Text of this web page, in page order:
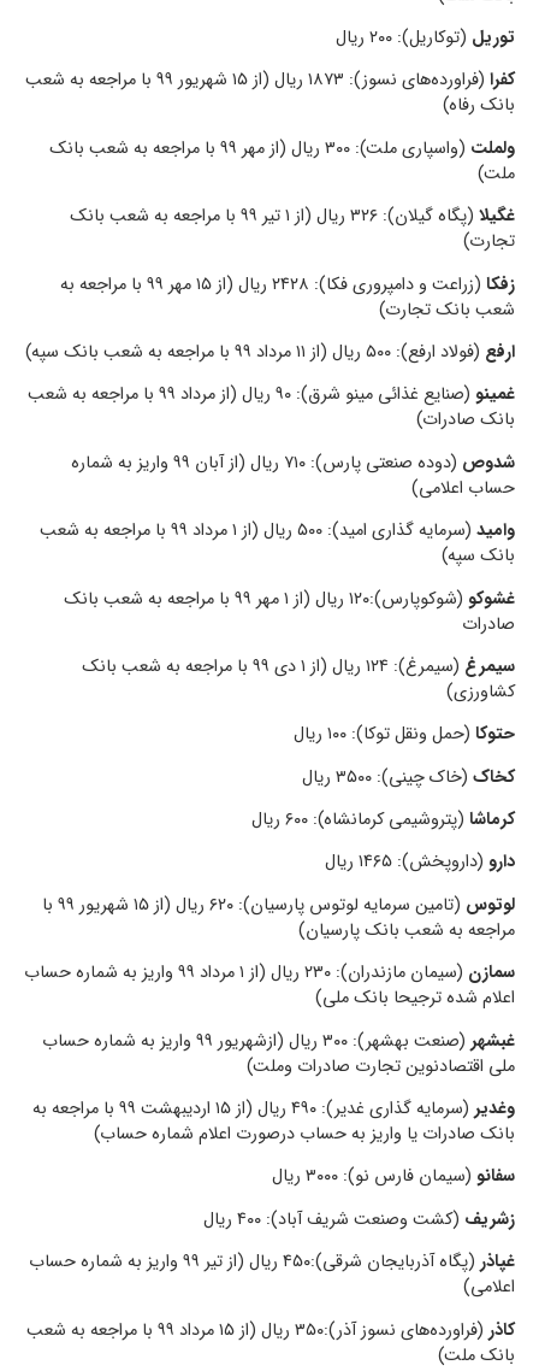
توریل (توکاریل): ۲۰۰ ریال
کفرا
(فراورده‌های نسوز): ۱۸۷۳ ریال (از ۱۵ شهریور ۹۹ با مراجعه به شعب
بانک رفاه)
ولملت
(واسپاری ملت): ۳۰۰ ریال (از مهر ۹۹ با مراجعه به شعب بانک
ملت)
غگیلا
(پگاه گیلان): ۳۲۶ ریال (از ۱ تیر ۹۹ با مراجعه به شعب بانک
تجارت)
زفکا
(زراعت و دامپروری فکا): ۲۴۲۸ ریال (از ۱۵ مهر ۹۹ با مراجعه به
شعب بانک تجارت)
ارفع (فولاد ارفع): ۵۰۰ ریال (از ۱۱ مرداد ۹۹ با مراجعه به شعب بانک سپه)
غمینو
(صنایع غذائی مینو شرق): ۹۰ ریال (از مرداد ۹۹ با مراجعه به شعب
بانک صادرات)
شدوص
(دوده صنعتی پارس): ۷۱۰ ریال (از آبان ۹۹ واریز به شماره
حساب اعلامی)
وامید
(سرمایه گذاری امید): ۵۰۰ ریال (از ۱ مرداد ۹۹ با مراجعه به شعب
بانک سپه)
غشوکو
(شوکوپارس):۱۲۰ ریال (از ۱ مهر ۹۹ با مراجعه به شعب بانک
صادرات
سیمرغ
(سیمرغ): ۱۲۴ ریال (از ۱ دی ۹۹ با مراجعه به شعب بانک
کشاورزی)
حتوکا (حمل ونقل توکا): ۱۰۰ ریال
کخاک (خاک چینی): ۳۵۰۰ ریال
کرماشا (پتروشیمی کرمانشاه): ۶۰۰ ریال
دارو (داروپخش): ۱۴۶۵ ریال
لوتوس
(تامین سرمایه لوتوس پارسیان): ۶۲۰ ریال (از ۱۵ شهریور ۹۹ با
مراجعه به شعب بانک پارسیان)
سمازن
(سیمان مازندران): ۲۳۰ ریال (از ۱ مرداد ۹۹ واریز به شماره حساب
اعلام شده ترجیحا بانک ملی)
غبشهر
(صنعت بهشهر): ۳۰۰ ریال (ازشهریور ۹۹ واریز به شماره حساب
ملی اقتصادنوین تجارت صادرات وملت)
وغدیر
(سرمایه گذاری غدیر): ۴۹۰ ریال (از ۱۵ اردیبهشت ۹۹ با مراجعه به
بانک صادرات یا واریز به حساب درصورت اعلام شماره حساب)
سفانو (سیمان فارس نو): ۳۰۰۰ ریال
زشریف (کشت وصنعت شریف آباد): ۴۰۰ ریال
غپاذر
(پگاه آذربایجان شرقی):۴۵۰ ریال (از تیر ۹۹ واریز به شماره حساب
اعلامی)
کاذر
(فراورده‌های نسوز آذر):۳۵۰ ریال (از ۱۵ مرداد ۹۹ با مراجعه به شعب
بانک ملت)